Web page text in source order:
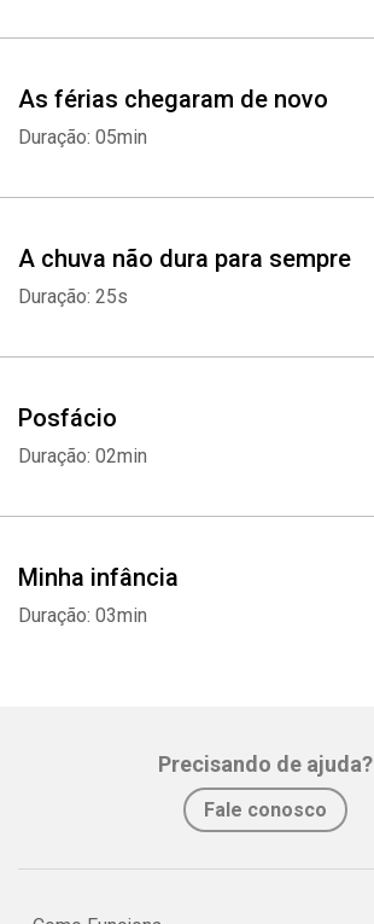
As férias chegaram de novo
Duração: 05min
A chuva não dura para sempre
Duração: 25s
Posfácio
Duração: 02min
Minha infância
Duração: 03min
Precisando de ajuda?
Fale conosco